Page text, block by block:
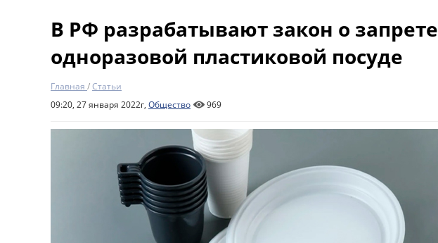
В РФ разрабатывают закон о запрете
одноразовой пластиковой посуде
Главная /Статьи
09:20, 27 января 2022г, Общество 969